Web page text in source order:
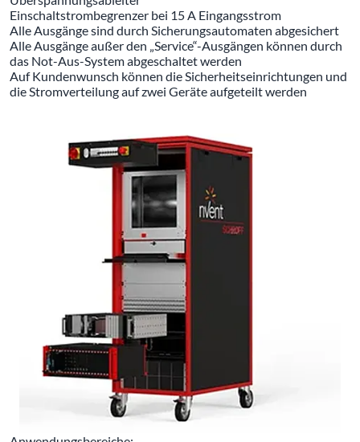
Einschaltstrombegrenzer bei 15 A Eingangsstrom
Alle Ausgänge sind durch Sicherungsautomaten abgesichert
Alle Ausgänge außer den „Service“-Ausgängen können durch
das Not-Aus-System abgeschaltet werden
Auf Kundenwunsch können die Sicherheitseinrichtungen und
die Stromverteilung auf zwei Geräte aufgeteilt werden